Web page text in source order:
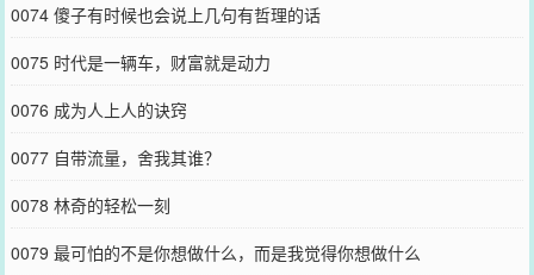
0074 傻子有时候也会说上几句有哲理的话
0075 时代是一辆车，财富就是动力
0076 成为人上人的诀窍
0077 自带流量，舍我其谁？
0078 林奇的轻松一刻
0079 最可怕的不是你想做什么，而是我觉得你想做什么